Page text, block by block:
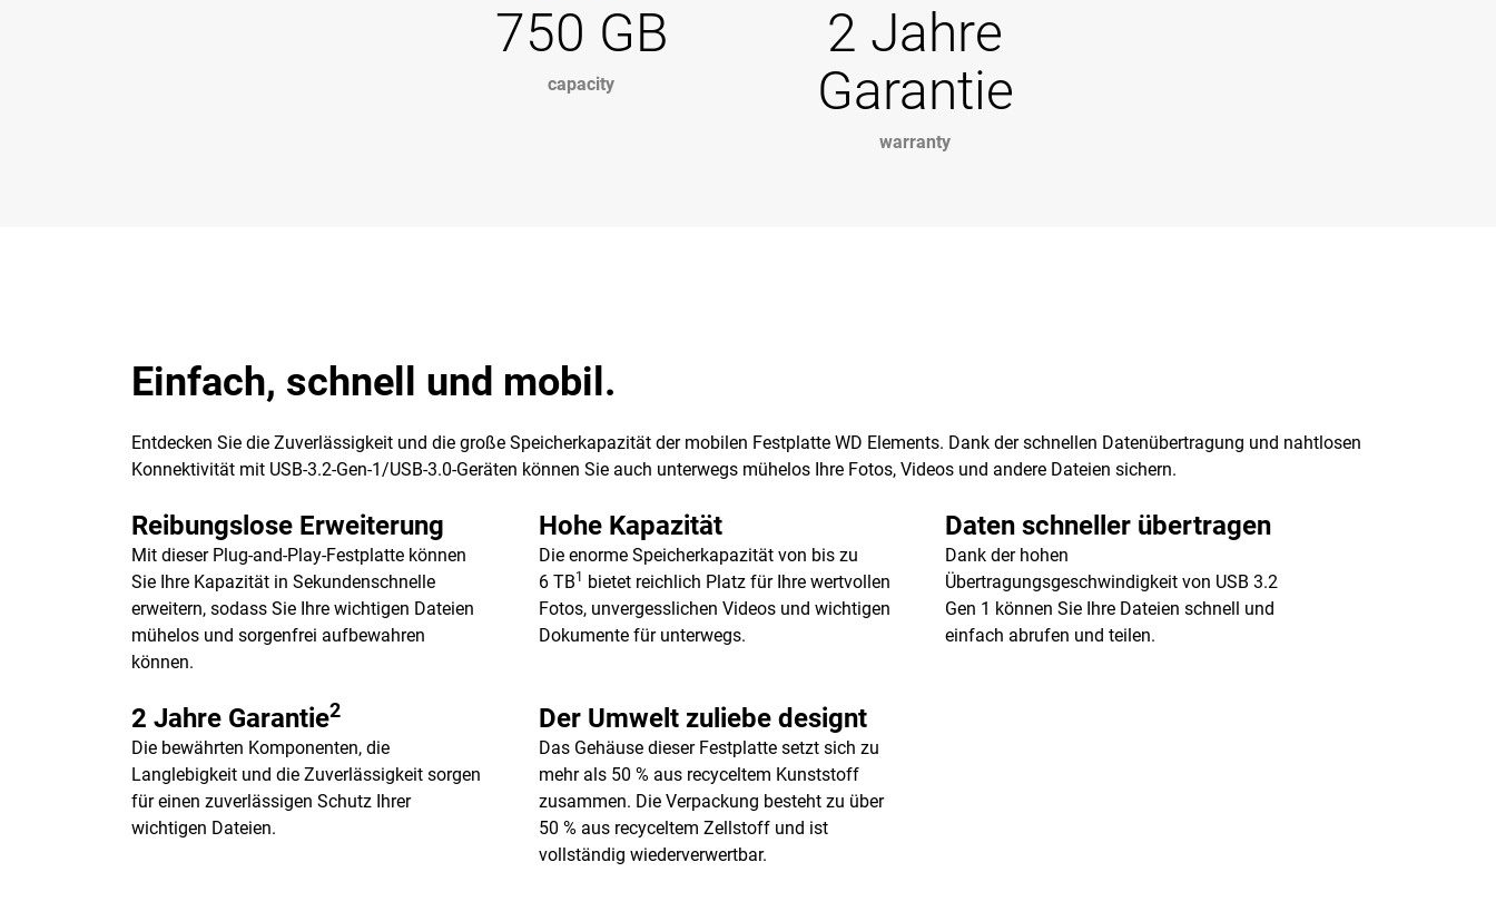
750 GB
capacity
2 Jahre
Garantie
warranty
Einfach, schnell und mobil.
Entdecken Sie die Zuverlässigkeit und die große Speicherkapazität der mobilen Festplatte WD Elements. Dank der schnellen Datenübertragung und nahtlosen
Konnektivität mit USB-3.2-Gen-1/USB-3.0-Geräten können Sie auch unterwegs mühelos Ihre Fotos, Videos und andere Dateien sichern.
Reibungslose Erweiterung
Mit dieser Plug-and-Play-Festplatte können
Sie Ihre Kapazität in Sekundenschnelle
erweitern, sodass Sie Ihre wichtigen Dateien
mühelos und sorgenfrei aufbewahren
können.
Hohe Kapazität
Die enorme Speicherkapazität von bis zu
6 TB1
bietet reichlich Platz für Ihre wertvollen
Fotos, unvergesslichen Videos und wichtigen
Dokumente für unterwegs.
Daten schneller übertragen
Dank der hohen
Übertragungsgeschwindigkeit von USB 3.2
Gen 1 können Sie Ihre Dateien schnell und
einfach abrufen und teilen.
2 Jahre Garantie2
Die bewährten Komponenten, die
Langlebigkeit und die Zuverlässigkeit sorgen
für einen zuverlässigen Schutz Ihrer
wichtigen Dateien.
Der Umwelt zuliebe designt
Das Gehäuse dieser Festplatte setzt sich zu
mehr als 50 % aus recyceltem Kunststoff
zusammen. Die Verpackung besteht zu über
50 % aus recyceltem Zellstoff und ist
vollständig wiederverwertbar.